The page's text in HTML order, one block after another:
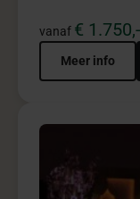
vanaf € 1.750,-
Meer info